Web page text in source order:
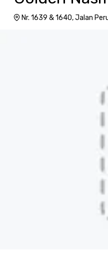
Nr. 1639 & 1640, Jalan